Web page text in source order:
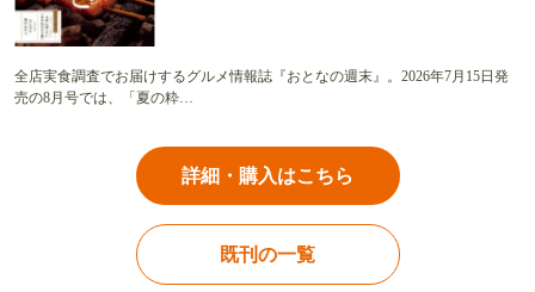
全店実食調査でお届けするグルメ情報誌『おとなの週末』。2026年7月15日発
売の8月号では、「夏の粋…
詳細・購入はこちら
既刊の一覧